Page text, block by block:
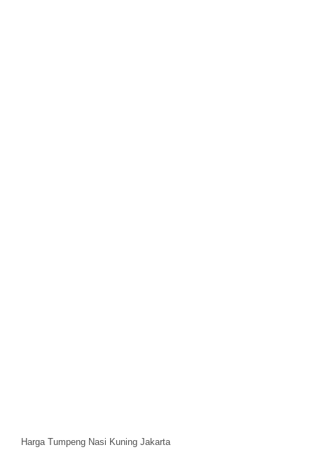
Harga Tumpeng Nasi Kuning Jakarta